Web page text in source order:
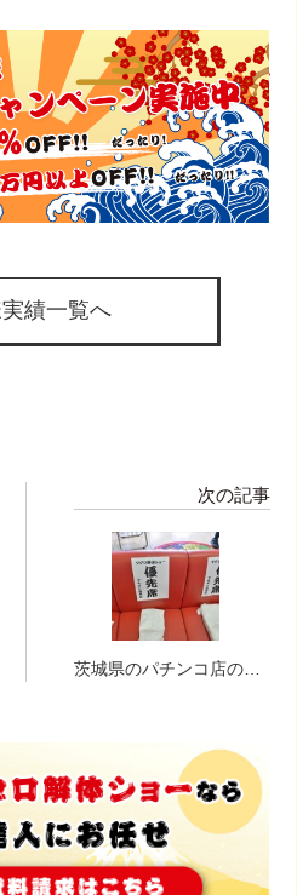
績一覧へ
次の記事
茨城県のパチンコ店の集